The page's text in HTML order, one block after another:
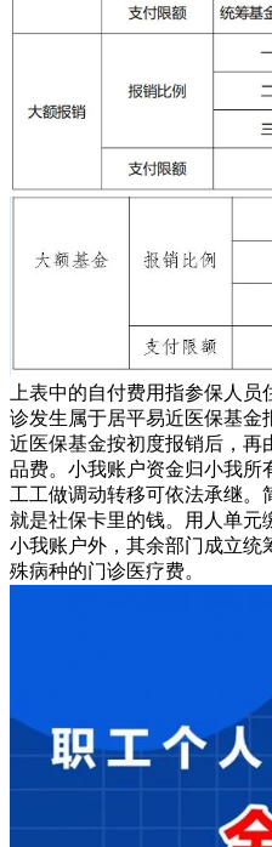
上表中的自付费用指参保人
诊发生属于居平易近医保基金
近医保基金按初度报销后，再
品费。小我账户资金归小我所
工工做调动转移可依法承继
就是社保卡里的钱。用人单元
小我账户外，其余部门成立统
殊病种的门诊医疗费。